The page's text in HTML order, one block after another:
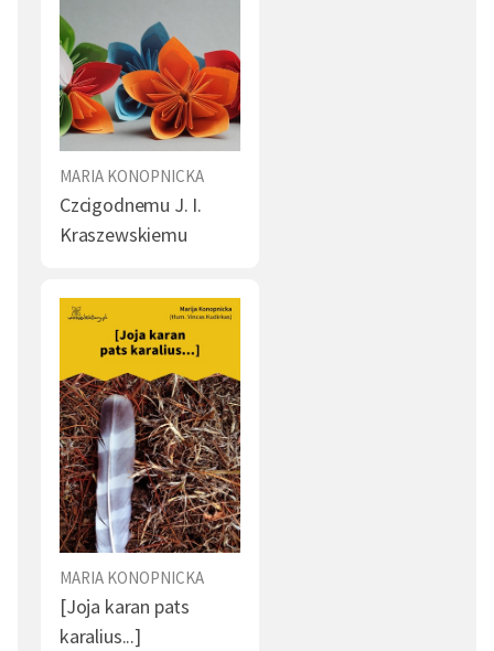
MARIA KONOPNICKA
Czcigodnemu J. I.
Kraszewskiemu
MARIA KONOPNICKA
[Joja karan pats
karalius...]